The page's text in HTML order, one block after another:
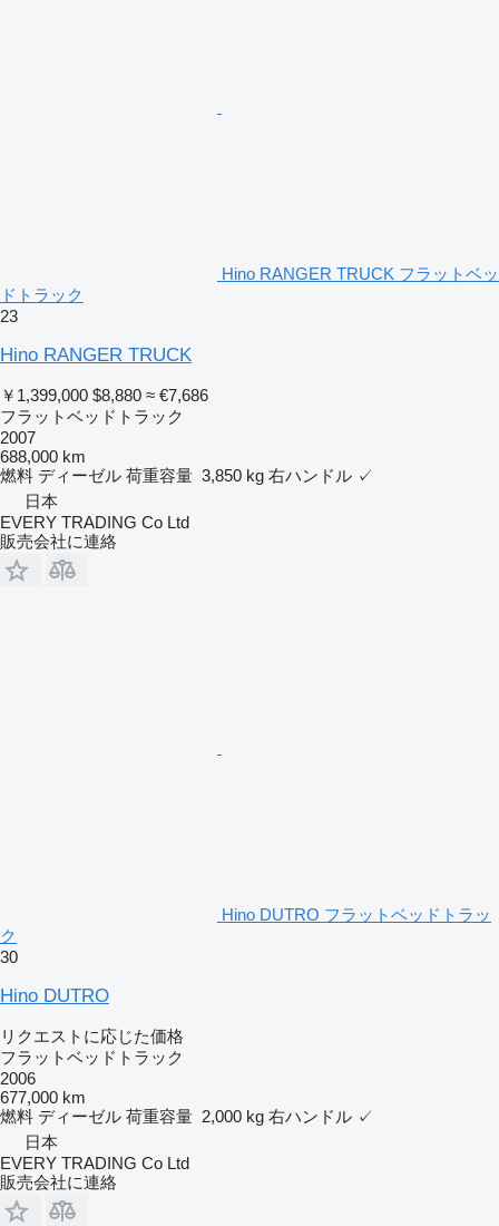
Hino RANGER TRUCK フラットベッ
ドトラック
23
Hino RANGER TRUCK
￥1,399,000 $8,880 ≈ €7,686
フラットベッドトラック
2007
688,000 km
燃料 ディーゼル 荷重容量 3,850 kg 右ハンドル ✓
日本
EVERY TRADING Co Ltd
販売会社に連絡
Hino DUTRO フラットベッドトラッ
ク
30
Hino DUTRO
リクエストに応じた価格
フラットベッドトラック
2006
677,000 km
燃料 ディーゼル 荷重容量 2,000 kg 右ハンドル ✓
日本
EVERY TRADING Co Ltd
販売会社に連絡